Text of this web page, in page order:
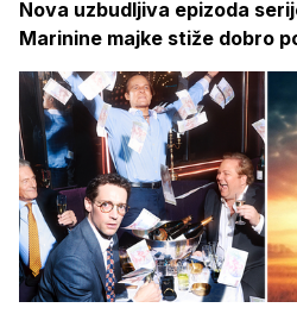
Nova uzbudljiva epizoda
Marinine majke stiže dobro